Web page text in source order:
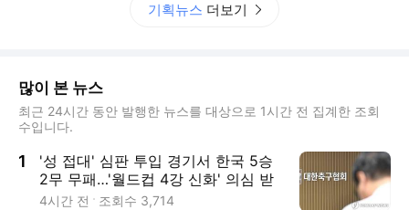
기획뉴스 더보기
많이 본 뉴스
최근 24시간 동안 발행한 뉴스를 대상으로 1시간 전 집계한 조회
수입니다.
1
'성 접대' 심판 투입 경기서 한국 5승
2무 무패…'월드컵 4강 신화' 의심 받
나
4시간 전 조회수 3,714